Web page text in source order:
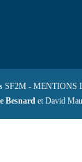
SF2M - MENTIONS
Besnard et David